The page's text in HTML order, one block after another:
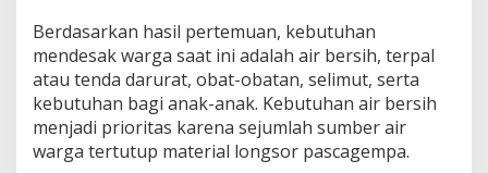
K
e
b
u
t
u
a
Berdasarkan hasil pertemuan, kebutuhan
mendesak warga saat ini adalah air bersih, terpal
atau tenda darurat, obat-obatan, selimut, serta
kebutuhan bagi anak-anak. Kebutuhan air bersih
menjadi prioritas karena sejumlah sumber air
warga tertutup material longsor pascagempa.